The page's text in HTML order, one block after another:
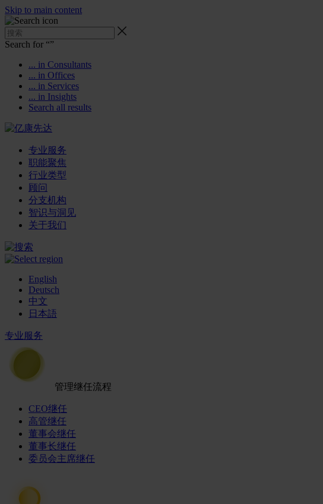
Skip to main content
Search for “”
... in Consultants
... in Offices
... in Services
... in Insights
Search all results
专业服务
职能聚焦
行业类型
顾问
分支机构
智识与洞见
关于我们
English
Deutsch
中文
日本語
专业服务
管理继任流程
CEO继任
高管继任
董事会继任
董事长继任
委员会主席继任